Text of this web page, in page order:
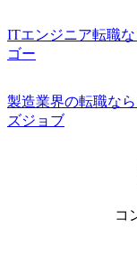
ITエンジニア転職
ゴー
製造業界の転職な
ズジョブ
コ